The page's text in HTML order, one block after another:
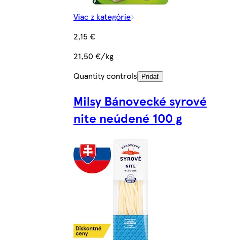
Viac z kategórie
2,15 €
21,50 €/kg
Quantity controls
Pridať
Milsy Bánovecké syrové
nite neúdené 100 g